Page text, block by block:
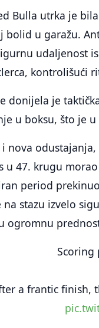
Bulla utrka je
bolid u garažu.
udaljenost
kontrolišući
donijela je
u boksu, što je
nova
u 47. krugu
period
na stazu izvelo
ogromnu
Scoring
a frantic finish,